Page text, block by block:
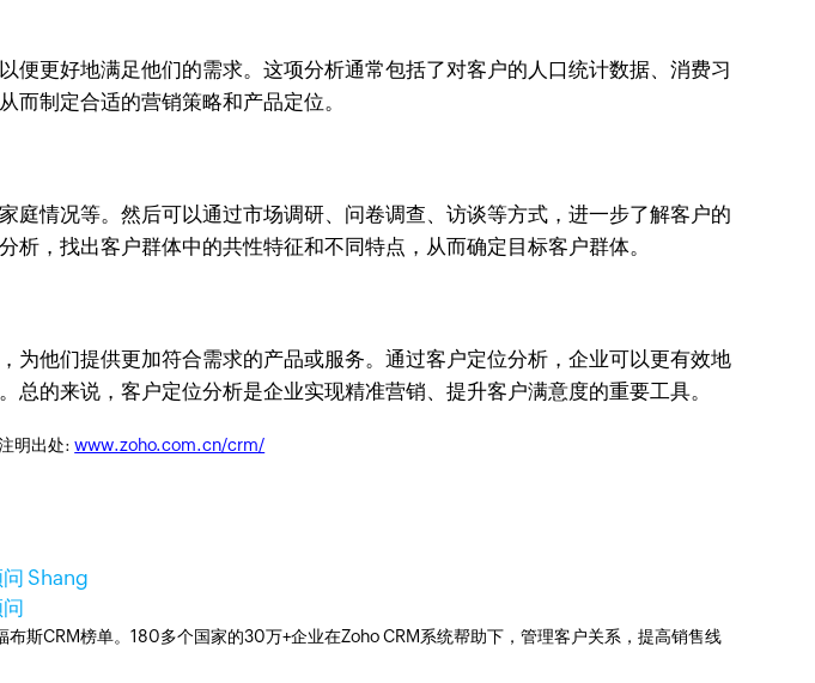
更好地满足他们的需求。这项分析通常包括了对客户的人口统计数据、消费习
制定合适的营销策略和产品定位。
情况等。然后可以通过市场调研、问卷调查、访谈等方式，进一步了解客户的
，找出客户群体中的共性特征和不同特点，从而确定目标客户群体。
他们提供更加符合需求的产品或服务。通过客户定位分析，企业可以更有效地
的来说，客户定位分析是企业实现精准营销、提升客户满意度的重要工具。
明出处:www.zoho.com.cn/crm/
Shang
斯CRM榜单。180多个国家的30万+企业在Zoho CRM系统帮助下，管理客户关系，提高销售线